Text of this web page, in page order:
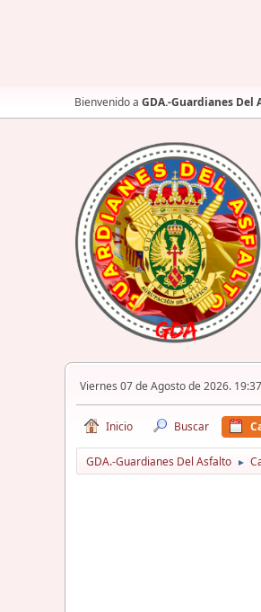
Bienvenido a GDA.-Guardianes Del
Viernes 07 de Agosto de 2026.
Inicio Buscar
GDA.-Guardianes Del Asfalto ►